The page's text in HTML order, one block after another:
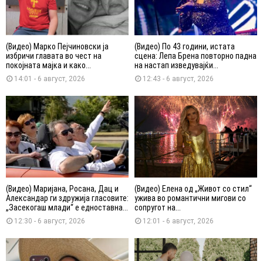
(Видео) Марко Пејчиновски ја
избричи главата во чест на
покојната мајка и како...
14:01 - 6 август, 2026
(Видео) По 43 години, истата
сцена: Лепа Брена повторно падна
на настап изведувајќи...
12:43 - 6 август, 2026
(Видео) Маријана, Росана, Дац и
Александар ги здружија гласовите:
„Засекогаш млади“ е едноставна...
12:30 - 6 август, 2026
(Видео) Елена од „Живот со стил“
ужива во романтични мигови со
сопругот на...
12:01 - 6 август, 2026